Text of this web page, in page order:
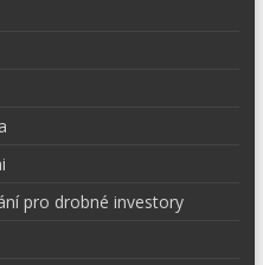
pro drobné investory